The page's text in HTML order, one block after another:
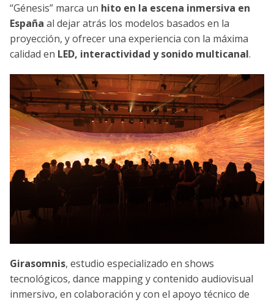
“Génesis” marca un hito en la escena inmersiva en
España al dejar atrás los modelos basados en la
proyección, y ofrecer una experiencia con la máxima
calidad en LED, interactividad y sonido multicanal.
Girasomnis, estudio especializado en shows
tecnológicos, dance mapping y contenido audiovisual
inmersivo, en colaboración y con el apoyo técnico de